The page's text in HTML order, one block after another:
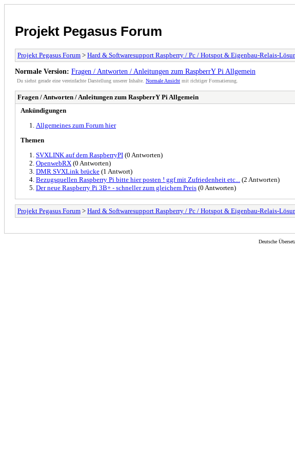
Projekt Pegasus Forum
Projekt Pegasus Forum > Hard & Softwaresupport Raspberry / Pc / Hotspot & Eigenbau-Relais-
Normale Version: Fragen / Antworten / Anleitungen zum RaspberrY Pi Allgemein
Du siehst gerade eine vereinfachte Darstellung unserer Inhalte. Normale Ansicht mit richtiger Formatierung.
Fragen / Antworten / Anleitungen zum RaspberrY Pi Allgemein
Ankündigungen
Allgemeines zum Forum hier
Themen
SVXLINK auf dem RaspberryPI (0 Antworten)
OpenwebRX (0 Antworten)
DMR SVXLink brücke (1 Antwort)
Bezugsquellen Raspberry Pi bitte hier posten ! ggf mit Zufriedenheit etc...
(2 Antworten)
Der neue Raspberry Pi 3B+ - schneller zum gleichem Preis (0 Antworten)
Projekt Pegasus Forum > Hard & Softwaresupport Raspberry / Pc / Hotspot & Eigenbau-Relais-
Deutsche